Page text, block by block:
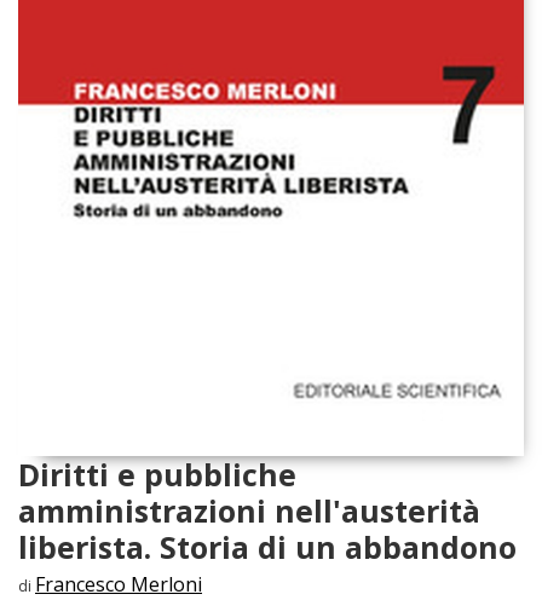
Diritti e pubbliche
amministrazioni nell'austerità
liberista. Storia di un abbandono
di Francesco Merloni